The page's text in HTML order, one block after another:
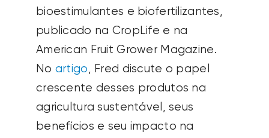
bioestimulantes e biofertilizantes,
publicado na CropLife e na
American Fruit Grower Magazine.
No artigo, Fred discute o papel
crescente desses produtos na
agricultura sustentável, seus
benefícios e seu impacto na